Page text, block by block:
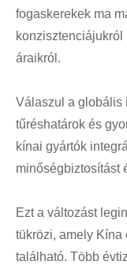
fogaskerekek ma
áraikról.
Válaszul a globális
tűréshatárok és
kínai gyártók
minőségbiztosítást
Ezt a változást
tükrözi, amely Kína
található. Több